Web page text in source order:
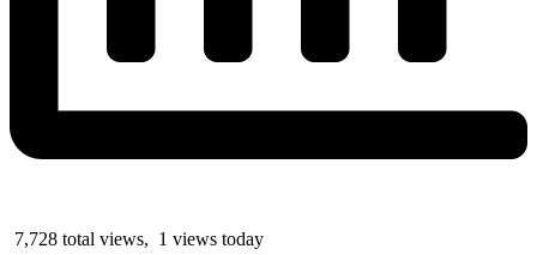
7,728 total views, 1 views today